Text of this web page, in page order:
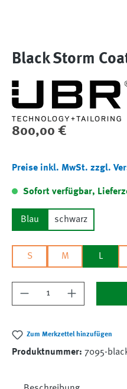
Black Storm
Regulärer Preis:
800,00 €
Preise inkl. MwSt. zzgl.
Sofort verfügbar,
Blau schwarz
S M L
Produkt Anzahl:
Zum Merkzettel hinzufügen
Produktnummer: 7095-